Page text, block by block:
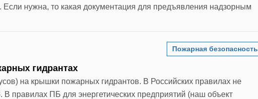
нужна, то какая документация для предъявления надзорным
Пожарная безопасность
гидрантах
на крышки пожарных гидрантов. В Российских правилах не
правилах ПБ для энергетических предприятий (наш объект